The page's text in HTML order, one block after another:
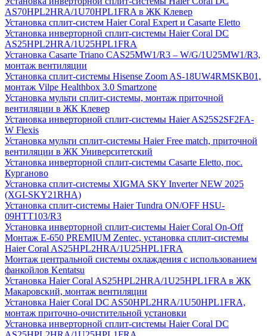
AS70HPL2HRA/1U70HPL1FRA в ЖК Клевер
Установка сплит-систем Haier Coral Expert и Casarte Eletto
Установка инверторной сплит-системы Haier Coral DC
AS25HPL2HRA/1U25HPL1FRA
Установка Casarte Triano CAS25MW1/R3 – W/G/1U25MW1/R3,
монтаж вентиляции
Установка сплит-системы Hisense Zoom AS-18UW4RMSKB01,
монтаж Vilpe Healthbox 3.0 Smartzone
Установка мульти сплит-системы, монтаж приточной
вентиляции в ЖК Клевер
Установка инверторной сплит-системы Haier AS25S2SF2FA-
W Flexis
Установка мульти сплит-системы Haier Free match, приточной
вентиляции в ЖК Университетский
Установка инверторной сплит-системы Casarte Eletto, пос.
Курганово
Установка сплит-системы XIGMA SKY Inverter NEW 2025
(XGI-SKY21RHA)
Установка сплит-системы Haier Tundra ON/OFF HSU-
09HTT103/R3
Установка инверторной сплит-системы Haier Coral On-Off
Монтаж E-650 PREMIUM Zentec, установка сплит-системы
Haier Coral AS25HPL2HRA/1U25HPL1FRA
Монтаж центральной системы охлаждения с использованием
фанкойлов Kentatsu
Установка Haier Coral AS25HPL2HRA/1U25HPL1FRA в ЖК
Макаровский, монтаж вентиляции
Установка Haier Coral DC AS50HPL2HRA/1U50HPL1FRA,
монтаж приточно-очистительной установки
Установка инверторной сплит-системы Haier Coral DC